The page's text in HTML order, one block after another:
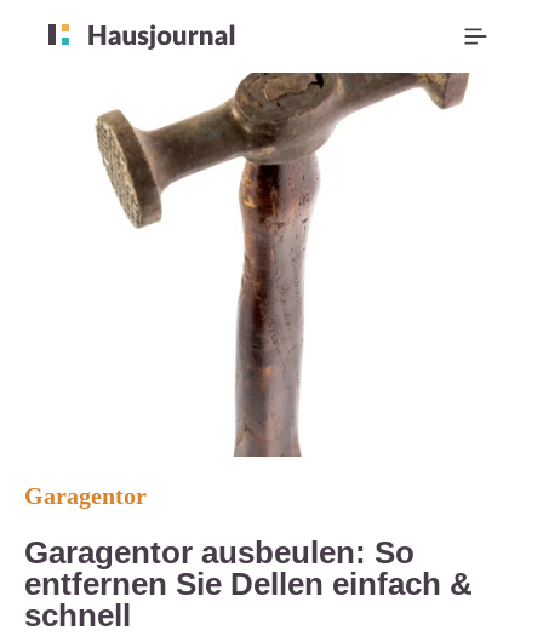
Garagentor
Garagentor ausbeulen: So
entfernen Sie Dellen einfach &
schnell